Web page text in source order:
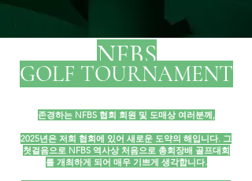
NFBS
GOLF TOURNAMENT
존경하는 NFBS 협회 회원 및 도매상 여러분께,
2025년은 저희 협회에 있어 새로운 도약의 해입니다. 그
첫걸음으로 NFBS 역사상 처음으로 총회장배 골프대회
를 개최하게 되어 매우 기쁘게 생각합니다.